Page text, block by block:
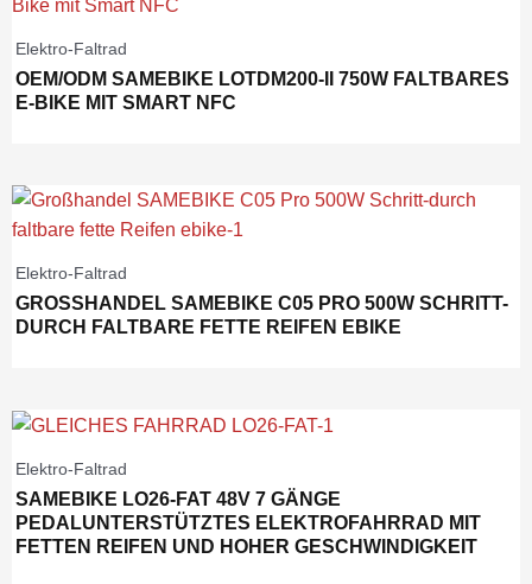
Elektro-Faltrad
OEM/ODM SAMEBIKE LOTDM200-II 750W FALTBARES
E-BIKE MIT SMART NFC
Elektro-Faltrad
GROSSHANDEL SAMEBIKE C05 PRO 500W SCHRITT-D
URCH FALTBARE FETTE REIFEN EBIKE
Elektro-Faltrad
SAMEBIKE LO26-FAT 48V 7 GÄNGE
PEDALUNTERSTÜTZTES ELEKTROFAHRRAD MIT
FETTEN REIFEN UND HOHER GESCHWINDIGKEIT